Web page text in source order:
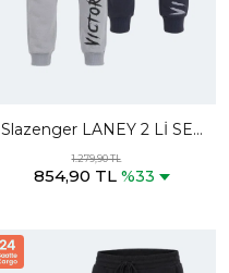
Slazenger LANEY 2 Lİ SET
Erkek Çocuk Cepli Lacivert
- Taş Gri Eşofman Altı
1.279,90 TL
854,90 TL %33